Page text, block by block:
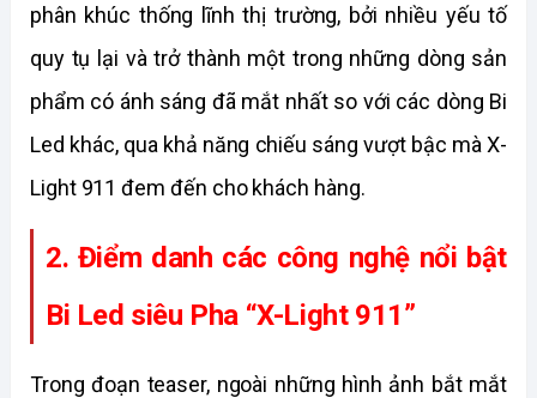
phân khúc thống lĩnh thị trường, bởi nhiều yếu tố
quy tụ lại và trở thành một trong những dòng sản
phẩm có ánh sáng đã mắt nhất so với các dòng Bi
Led khác, qua khả năng chiếu sáng vượt bậc mà X-
Light 911 đem đến cho khách hàng.
2. Điểm danh các công nghệ nổi bật
Bi Led siêu Pha “X-Light 911”
Trong đoạn teaser, ngoài những hình ảnh bắt mắt